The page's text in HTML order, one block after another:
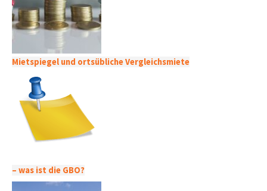
Mietspiegel und ortsübliche Vergleichsmiete
– was ist die GBO?